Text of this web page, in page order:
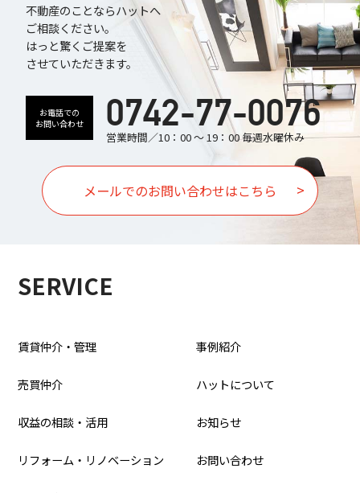
不動産のことならハットへ
ご相談ください。
はっと驚くご提案を
させていただきます。
お電話での
お問い合わせ
0742-77-0076
営業時間／10：00 ～ 19：00 毎週水曜休み
メールでのお問い合わせはこちら
SERVICE
賃貸仲介・管理
売買仲介
収益の相談・活用
リフォーム・リノベーション
事例紹介
ハットについて
お知らせ
お問い合わせ